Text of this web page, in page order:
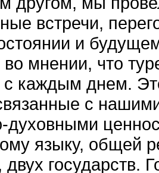
встречи,
и
мнении, что
с ка­ждым днем.
с
духовными
языку, общей
государств.